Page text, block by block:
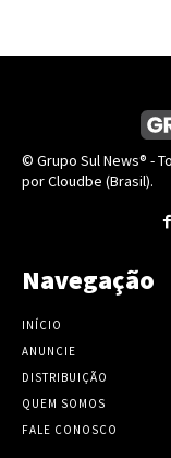
© Grupo Sul News® -
por Cloudbe (Brasil).
Navegação
INÍCIO
ANUNCIE
DISTRIBUIÇÃO
QUEM SOMOS
FALE CONOSCO